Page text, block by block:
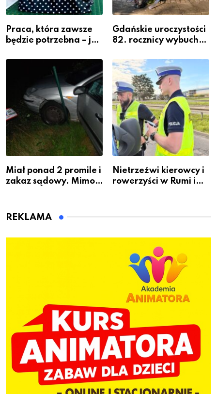
Praca, która zawsze
będzie potrzebna – jak
zawodem przyszłości i
gdzie się go nauczyć?
Gdańskie uroczystości
82. rocznicy wybuchu
Warszawskiego
Miał ponad 2 promile i
zakaz sądowy. Mimo
Bolszewie i uderzył w
Nietrzeźwi kierowcy i
rowerzyści w Rumi i
REKLAMA